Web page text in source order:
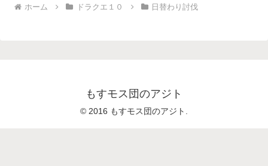
ホーム ドラクエ１０ 日替わり討伐
もすモス団のアジト
© 2016 もすモス団のアジト.